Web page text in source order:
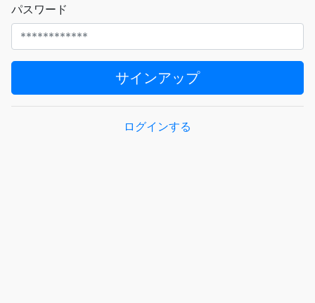
パスワード
サインアップ
ログインする